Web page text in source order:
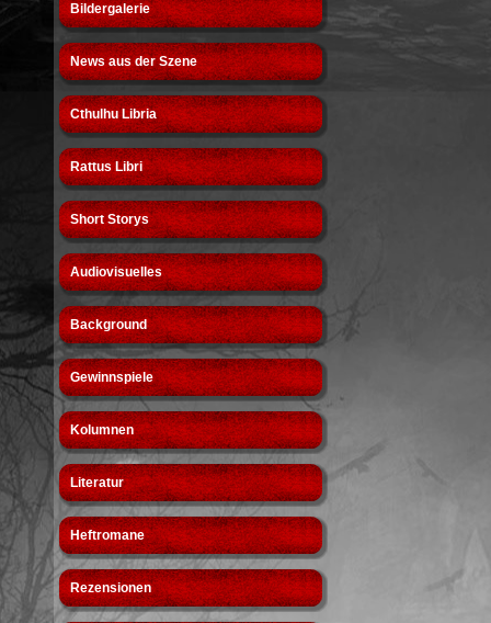
Bildergalerie
News aus der Szene
Cthulhu Libria
Rattus Libri
Short Storys
Audiovisuelles
Background
Gewinnspiele
Kolumnen
Literatur
Heftromane
Rezensionen